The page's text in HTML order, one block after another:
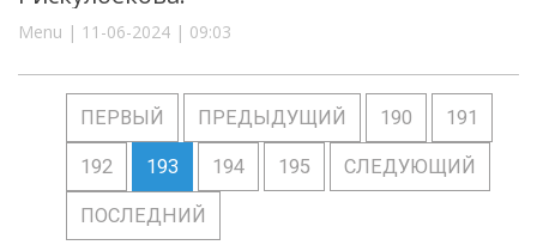
Menu | 11-06-2024 | 09:03
ПЕРВЫЙ ПРЕДЫДУЩИЙ 190 191
192 193 194 195 СЛЕДУЮЩИЙ
ПОСЛЕДНИЙ